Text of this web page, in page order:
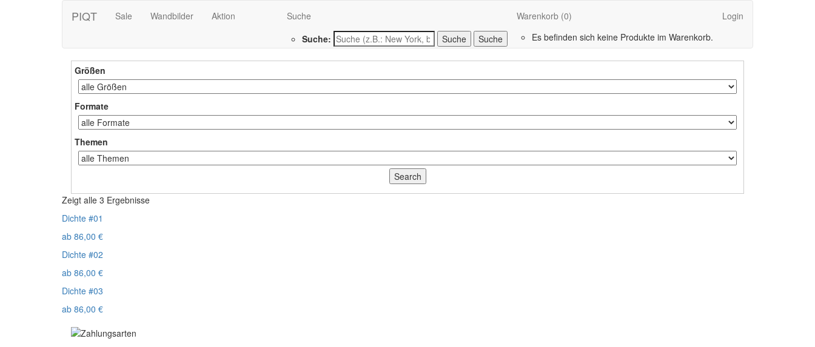
PIQT Sale Wandbilder Aktion
Suche
Suche:
Suche
Warenkorb (0)
Es befinden sich keine Produkte im Warenkorb.
Login
Größen
Formate
Themen
Zeigt alle 3 Ergebnisse
Dichte #01
ab 86,00 €
Dichte #02
ab 86,00 €
Dichte #03
ab 86,00 €